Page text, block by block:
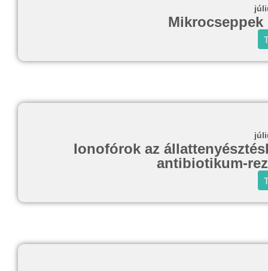
Mikrocseppek
Ionofórok az
antibiotikum-